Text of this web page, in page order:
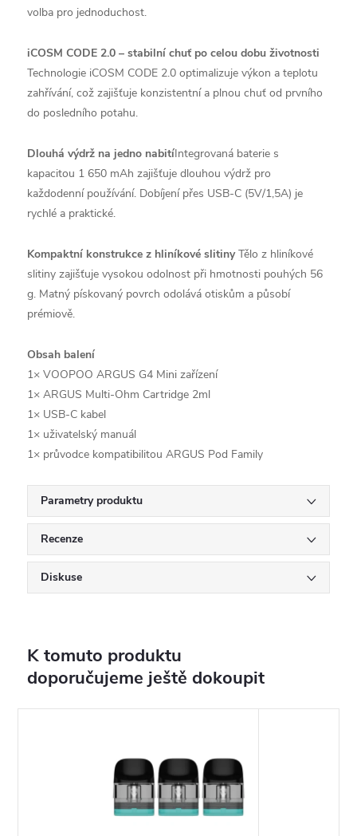
volba pro jednoduchost.
iCOSM CODE 2.0 – stabilní chuť po celou dobu životnosti
Technologie iCOSM CODE 2.0 optimalizuje výkon a teplotu
zahřívání, což zajišťuje konzistentní a plnou chuť od prvního
do posledního potahu.
Dlouhá výdrž na jedno nabitíIntegrovaná baterie s
kapacitou 1 650 mAh zajišťuje dlouhou výdrž pro
každodenní používání. Dobíjení přes USB-C (5V/1,5A) je
rychlé a praktické.
Kompaktní konstrukce z hliníkové slitinyTělo z hliníkové
slitiny zajišťuje vysokou odolnost při hmotnosti pouhých 56
g. Matný pískovaný povrch odolává otiskům a působí
prémiově.
Obsah balení
1× VOOPOO ARGUS G4 Mini zařízení
1× ARGUS Multi-Ohm Cartridge 2ml
1× USB-C kabel
1× uživatelský manuál
1× průvodce kompatibilitou ARGUS Pod Family
Parametry produktu
Recenze
Diskuse
K tomuto produktu
doporučujeme ještě dokoupit